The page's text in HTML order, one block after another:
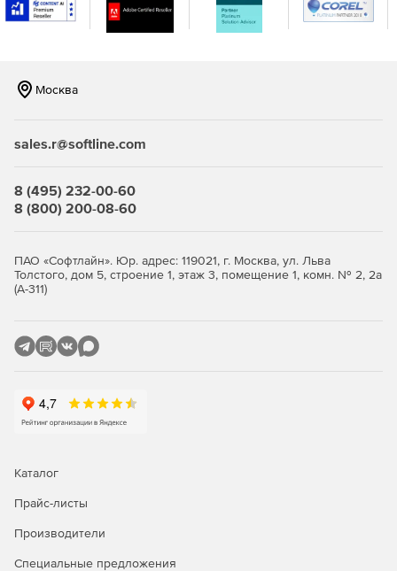
Москва
sales.r@softline.com
8 (495) 232-00-60
8 (800) 200-08-60
ПАО «Софтлайн». Юр. адрес: 119021, г. Москва, ул. Льва
Толстого, дом 5, строение 1, этаж 3, помещение 1, комн. № 2, 2а
(А-311)
Каталог
Прайс-листы
Производители
Специальные предложения